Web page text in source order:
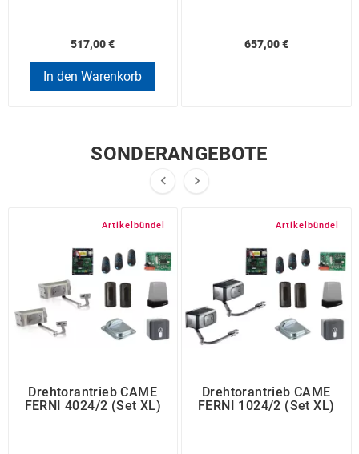
517,00 €
In den Warenkorb
657,00 €
SONDERANGEBOTE
 
Artikelbündel
Drehtorantrieb CAME
FERNI 4024/2 (Set XL)
Artikelbündel
Drehtorantrieb CAME
FERNI 1024/2 (Set XL)